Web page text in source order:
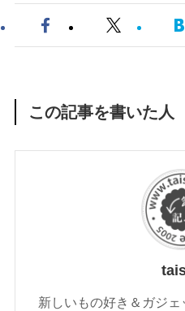
この記事を書いた人
新しいもの好き＆ガジ